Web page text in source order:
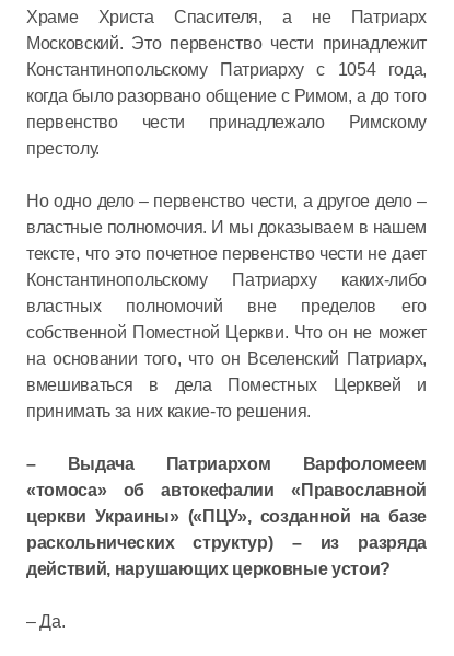
Храме Христа Спасителя, а не Патриарх
Московский. Это первенство чести принадлежит
Константинопольскому Патриарху с 1054 года,
когда было разорвано общение с Римом, а до того
первенство чести принадлежало Римскому
престолу.
Но одно дело – первенство чести, а другое дело –
властные полномочия. И мы доказываем в нашем
тексте, что это почетное первенство чести не дает
Константинопольскому Патриарху каких-либо
властных полномочий вне пределов его
собственной Поместной Церкви. Что он не может
на основании того, что он Вселенский Патриарх,
вмешиваться в дела Поместных Церквей и
принимать за них какие-то решения.
– Выдача Патриархом Варфоломеем
«томоса» об автокефалии «Православной
церкви Украины» («ПЦУ», созданной на базе
раскольнических структур) – из разряда
действий, нарушающих церковные устои?
– Да.